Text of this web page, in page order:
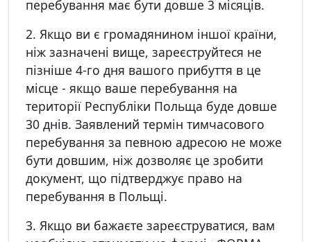
перебування має бути довше 3 місяців.
2. Якщо ви є громадянином іншої країни,
ніж зазначені вище, зареєструйтеся не
пізніше 4-го дня вашого прибуття в це
місце - якщо ваше перебування на
території Республіки Польща буде довше
30 днів. Заявлений термін тимчасового
перебування за певною адресою не може
бути довшим, ніж дозволяє це зробити
документ, що підтверджує право на
перебування в Польщі.
3. Якщо ви бажаєте зареєструватися, вам